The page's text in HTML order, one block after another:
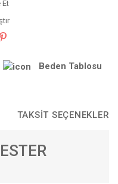
Et
Beden Tablosu
TAKSIT SEÇENEKLERI